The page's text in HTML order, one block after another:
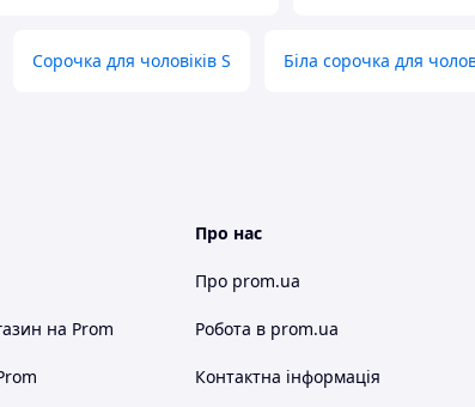
Сорочка для чоловіків S Біла сорочка для
на Prom
Про нас
Про prom.ua
Робота в prom.ua
Контактна інформація